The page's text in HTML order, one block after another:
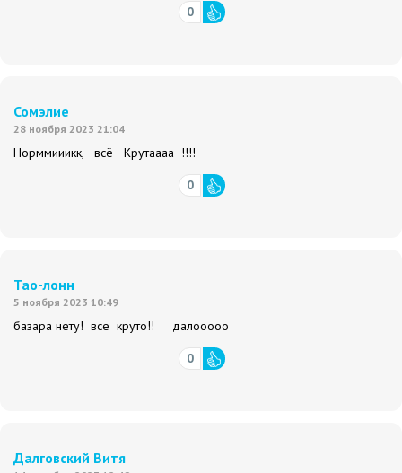
0
Сомэлие
28 ноября 2023 21:04
Норммииикк, всё Крутаааа !!!!
0
Тао-лонн
5 ноября 2023 10:49
базара нету! все круто!! далооооо
0
Далговский Витя